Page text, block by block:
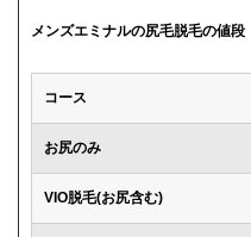
メンズエミナルの尻毛脱毛の値段
コース
お尻のみ
VIO脱毛(お尻含む)